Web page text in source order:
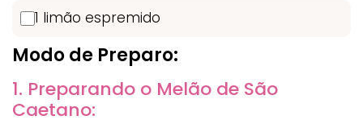
1 limão espremido
Modo de Preparo:
1. Preparando o Melão de São
Caetano: